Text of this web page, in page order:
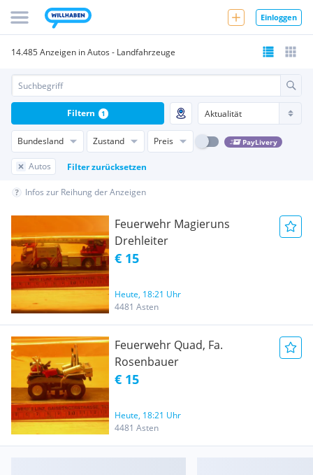
Einloggen
14.485 Anzeigen in Autos - Landfahrzeuge
Bundesland Zustand Preis PayLivery
Autos Filter zurücksetzen
Filtern 1
Infos zur Reihung der Anzeigen
Feuerwehr Magieruns
Drehleiter
€ 15
Heute, 18:21 Uhr
4481 Asten
Feuerwehr Quad, Fa.
Rosenbauer
€ 15
Heute, 18:21 Uhr
4481 Asten